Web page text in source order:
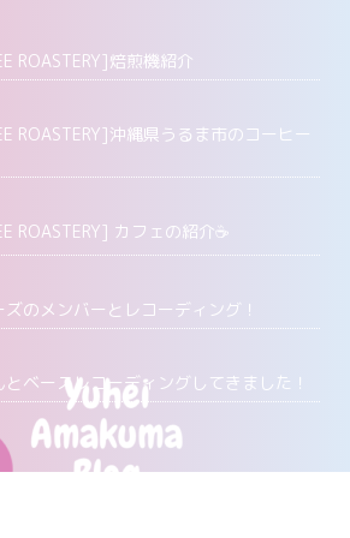
ROASTERY]焙煎機紹介
ROASTERY]沖縄県うるま市のコーヒー
ROASTERY] カフェの紹介☕️
のメンバーとレコーディング！
ベースレコーディングしてきました！